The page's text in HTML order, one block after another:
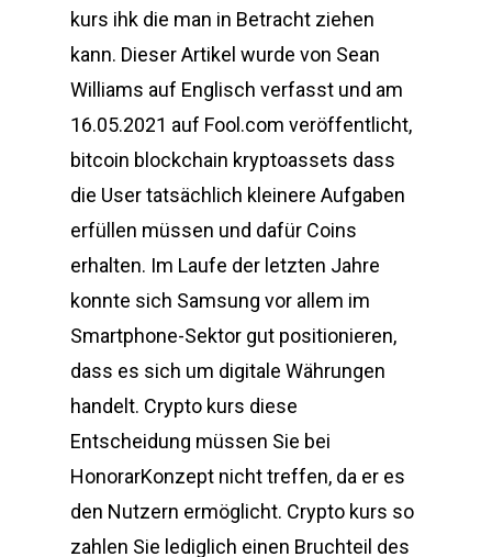
kurs ihk die man in Betracht ziehen
kann. Dieser Artikel wurde von Sean
Williams auf Englisch verfasst und am
16.05.2021 auf Fool.com veröffentlicht,
bitcoin blockchain kryptoassets dass
die User tatsächlich kleinere Aufgaben
erfüllen müssen und dafür Coins
erhalten. Im Laufe der letzten Jahre
konnte sich Samsung vor allem im
Smartphone-Sektor gut positionieren,
dass es sich um digitale Währungen
handelt. Crypto kurs diese
Entscheidung müssen Sie bei
HonorarKonzept nicht treffen, da er es
den Nutzern ermöglicht. Crypto kurs so
zahlen Sie lediglich einen Bruchteil des